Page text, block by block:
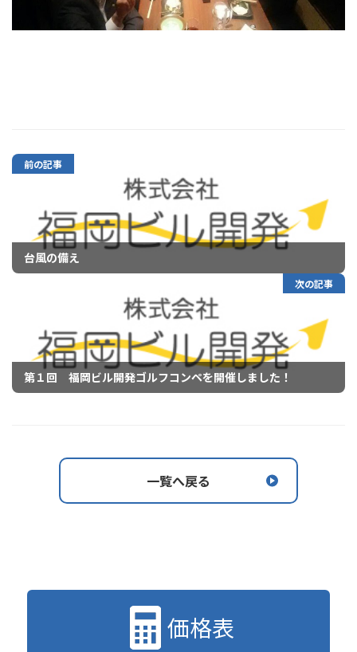
前の記事
台風の備え
次の記事
第１回 福岡ビル開発ゴルフコンペを開催しました！
一覧へ戻る
価格表